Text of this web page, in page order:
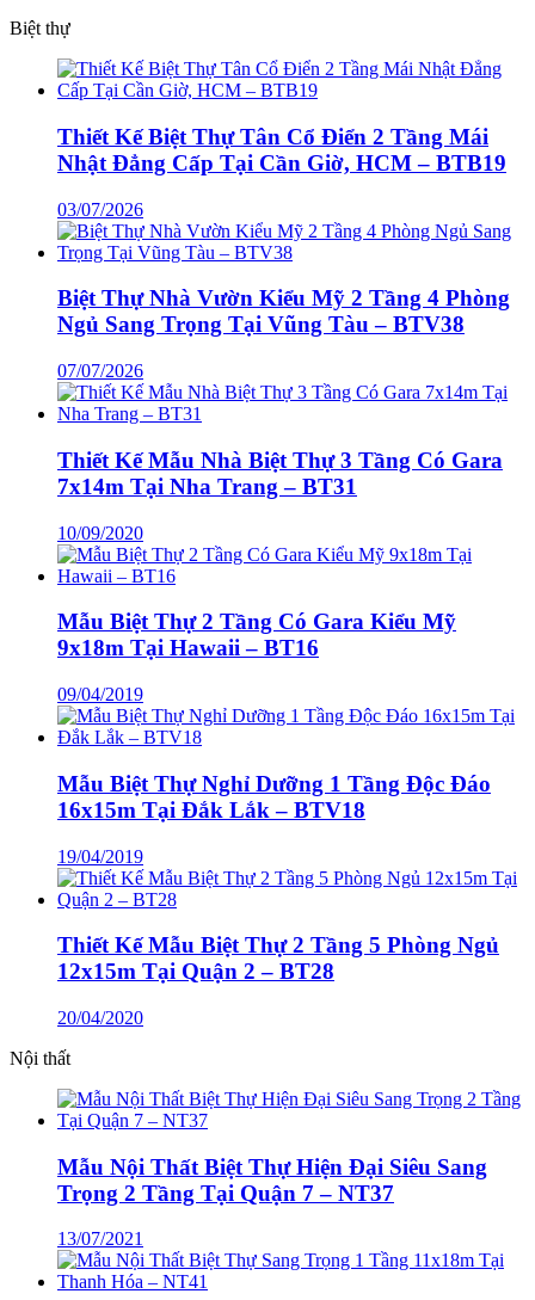
Biệt thự
Thiết Kế Biệt Thự Tân Cổ Điển 2 Tầng Mái
Nhật Đẳng Cấp Tại Cần Giờ, HCM – BTB19
03/07/2026
Biệt Thự Nhà Vườn Kiểu Mỹ 2 Tầng 4 Phòng
Ngủ Sang Trọng Tại Vũng Tàu – BTV38
07/07/2026
Thiết Kế Mẫu Nhà Biệt Thự 3 Tầng Có Gara
7x14m Tại Nha Trang – BT31
10/09/2020
Mẫu Biệt Thự 2 Tầng Có Gara Kiểu Mỹ
9x18m Tại Hawaii – BT16
09/04/2019
Mẫu Biệt Thự Nghỉ Dưỡng 1 Tầng Độc Đáo
16x15m Tại Đắk Lắk – BTV18
19/04/2019
Thiết Kế Mẫu Biệt Thự 2 Tầng 5 Phòng Ngủ
12x15m Tại Quận 2 – BT28
20/04/2020
Nội thất
Mẫu Nội Thất Biệt Thự Hiện Đại Siêu Sang
Trọng 2 Tầng Tại Quận 7 – NT37
13/07/2021